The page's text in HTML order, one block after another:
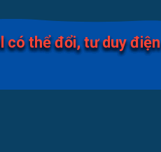
có thể đổi, tư duy điện